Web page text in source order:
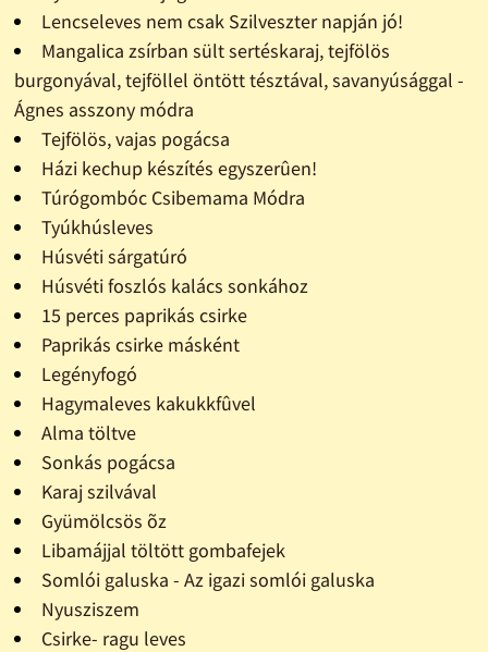
Lencseleves nem csak Szilveszter napján jó!
Mangalica zsírban sült sertéskaraj, tejfölös
burgonyával, tejföllel öntött tésztával, savanyúsággal -
Ágnes asszony módra
Tejfölös, vajas pogácsa
Házi kechup készítés egyszerûen!
Túrógombóc Csibemama Módra
Tyúkhúsleves
Húsvéti sárgatúró
Húsvéti foszlós kalács sonkához
15 perces paprikás csirke
Paprikás csirke másként
Legényfogó
Hagymaleves kakukkfûvel
Alma töltve
Sonkás pogácsa
Karaj szilvával
Gyümölcsös õz
Libamájjal töltött gombafejek
Somlói galuska - Az igazi somlói galuska
Nyusziszem
Csirke- ragu leves